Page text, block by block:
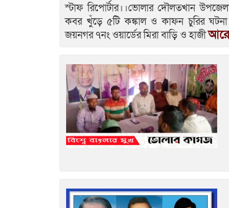
স্টাফ রিপোর্টার।।ভোলার দৌলতখান
কবর খুঁড়ে ৫টি কঙ্কাল ও কাফন চুরির ঘটনা
জয়নগর ৭নং ওয়ার্ডের মিরা বাড়ি ও হাজী